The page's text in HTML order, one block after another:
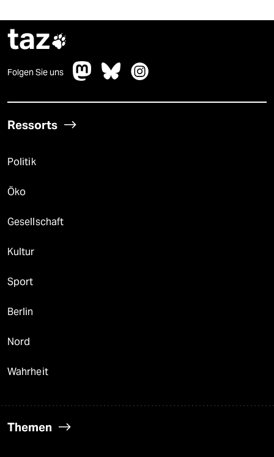
taz
Folgen Sie uns
Ressorts
Politik
Öko
Gesellschaft
Kultur
Sport
Berlin
Nord
Wahrheit
Themen